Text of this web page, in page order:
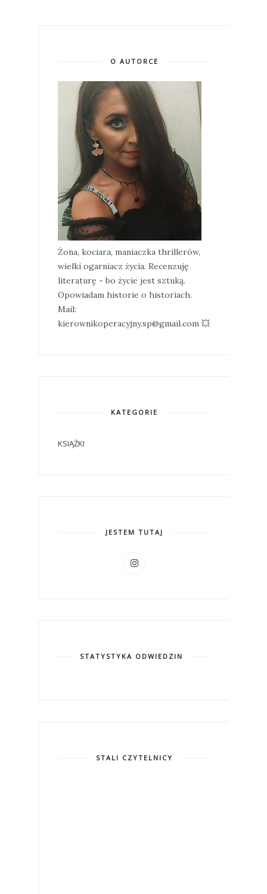
O AUTORCE
Żona, kociara, maniaczka thrillerów,
wielki ogarniacz życia. Recenzuję
literaturę - bo życie jest sztuką.
Opowiadam historie o historiach.
Mail:
kierownikoperacyjny.sp@gmail.com 💥
KATEGORIE
KSIĄŻKI
JESTEM TUTAJ
STATYSTYKA ODWIEDZIN
STALI CZYTELNICY